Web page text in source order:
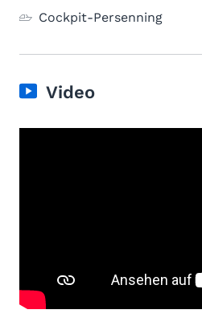
Cockpit-Persenning
Video